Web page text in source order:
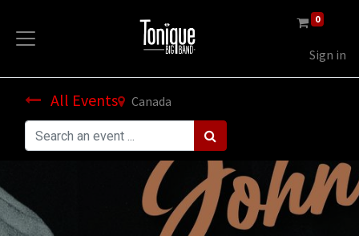
0
Sign in
All Events Canada